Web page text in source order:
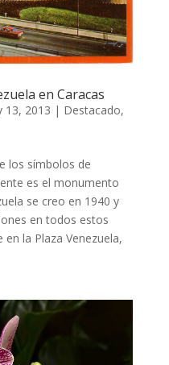
en Caracas
13, 2013 | Destacado,
los símbolos de
es el monumento
se creo en 1940 y
en todos estos
la Plaza Venezuela,